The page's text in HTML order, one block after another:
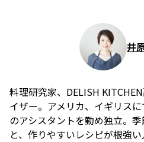
井
料理研究家、DELISH
イザー。アメリカ、イギリス
のアシスタントを勤め独立。
と、作りやすいレシピが根強い